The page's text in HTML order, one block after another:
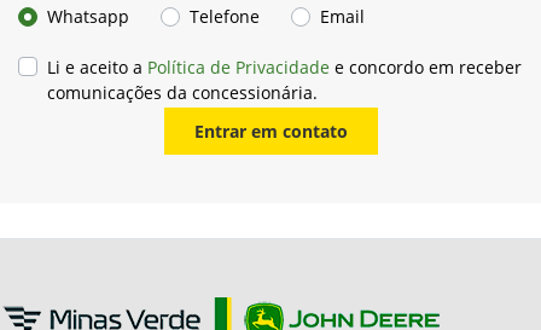
Whatsapp
Telefone Email
Li e aceito a Política de Privacidade e concordo em receber
comunicações da concessionária.
Entrar em contato